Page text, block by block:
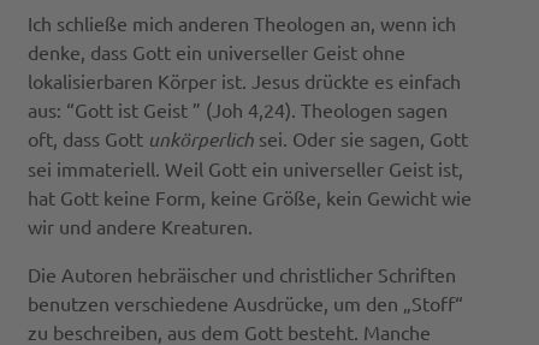
Ich schließe mich anderen Theologen an, wenn ich
denke, dass Gott ein universeller Geist ohne
lokalisierbaren Körper ist. Jesus drückte es einfach
aus: “Gott ist Geist ” (Joh 4,24). Theologen sagen
oft, dass Gott unkörperlichsei. Oder sie sagen, Gott
sei immateriell. Weil Gott ein universeller Geist ist,
hat Gott keine Form, keine Größe, kein Gewicht wie
wir und andere Kreaturen.
Die Autoren hebräischer und christlicher Schriften
benutzen verschiedene Ausdrücke, um den „Stoff“
zu beschreiben, aus dem Gott besteht. Manche